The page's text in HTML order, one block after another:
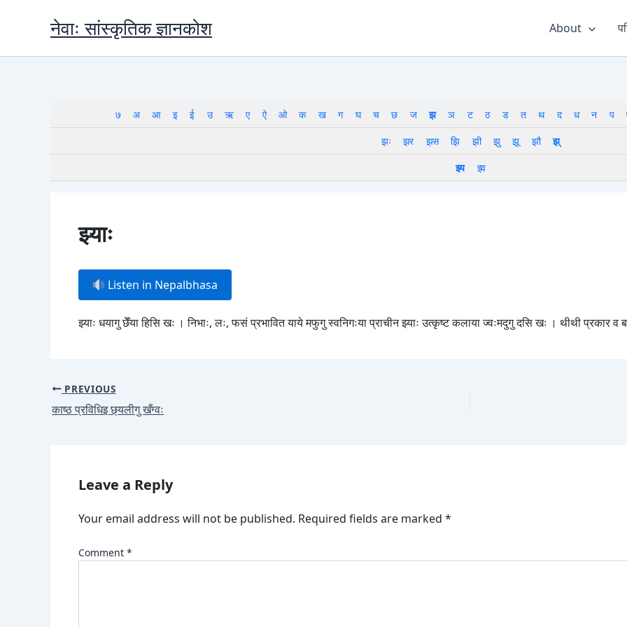
नेवाः सांस्कृतिक ज्ञानकोश About
७ अ आ इ ई उ ऋ ए ऐ ओ क ख ग घ च छ ज झ ञ ट ठ ड त थ द ध न प
झः
झर झस झि झी झु झू झौ
झ्
झ्य
झ्व
झ्याः
Listen in Nepalbhasa
झ्याः धयागु छेँया हिसि खः । निभाः, लः, फसं प्रभावित याये मफुगु स्वनिगःया प्राचीन झ्याः उत्कृष्ट कलाया ज्वःमदुगु दसि खः । थीथी प्रकार व
PREVIOUS
काष्ठ प्रविधिइ छ्यलीगु खँग्वः
Leave a Reply
Your email address will not be published. Required fields are marked *
Comment *